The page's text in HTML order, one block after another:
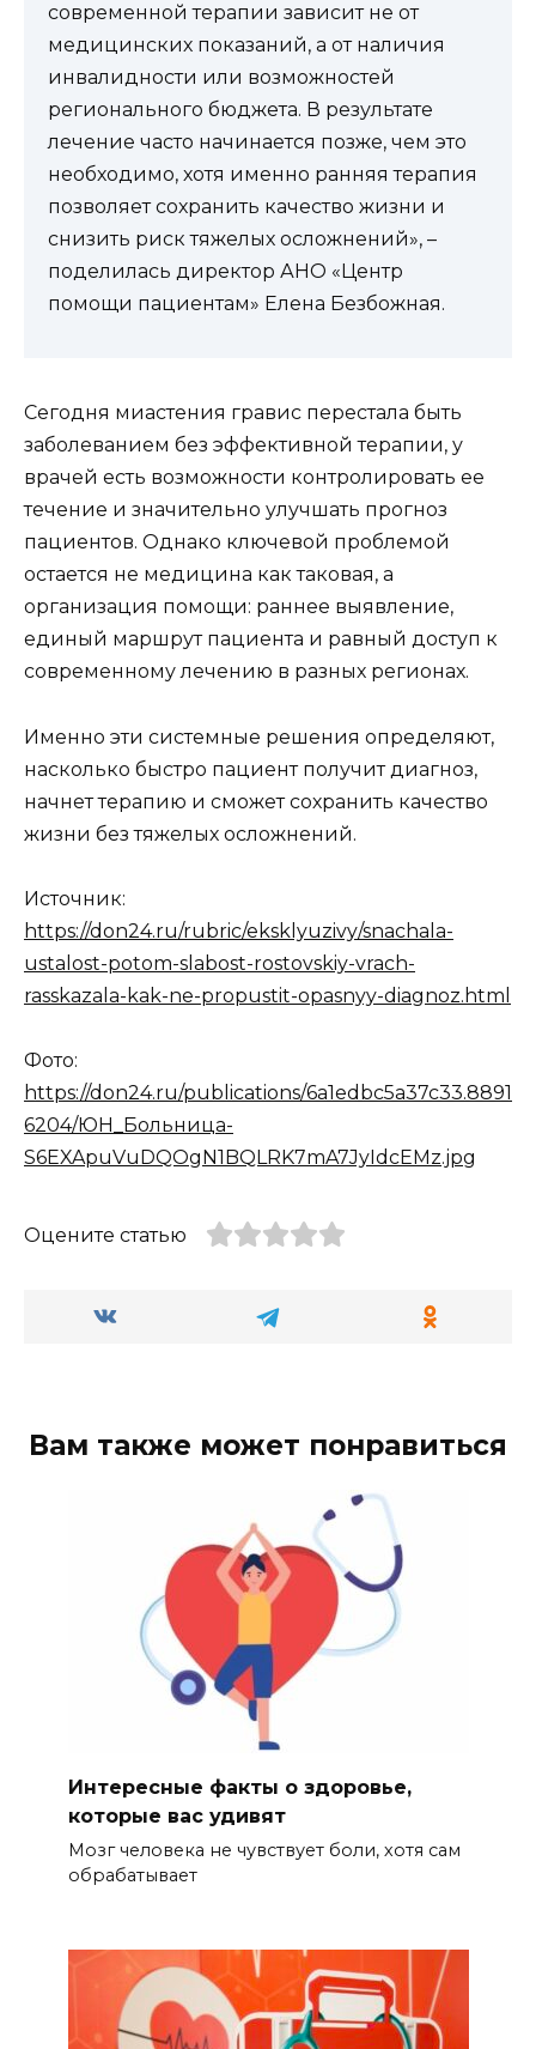
современной терапии зависит не от
медицинских показаний, а от наличия
инвалидности или возможностей
регионального бюджета. В результате
лечение часто начинается позже, чем это
необходимо, хотя именно ранняя терапия
позволяет сохранить качество жизни и
снизить риск тяжелых осложнений», –
поделилась директор АНО «Центр
помощи пациентам» Елена Безбожная.
Сегодня миастения гравис перестала быть
заболеванием без эффективной терапии, у
врачей есть возможности контролировать ее
течение и значительно улучшать прогноз
пациентов. Однако ключевой проблемой
остается не медицина как таковая, а
организация помощи: раннее выявление,
единый маршрут пациента и равный доступ к
современному лечению в разных регионах.
Именно эти системные решения определяют,
насколько быстро пациент получит диагноз,
начнет терапию и сможет сохранить качество
жизни без тяжелых осложнений.
Источник:
https://don24.ru/rubric/eksklyuzivy/snachala-
ustalost-potom-slabost-rostovskiy-vrach-
rasskazala-kak-ne-propustit-opasnyy-diagnoz.html
Фото:
https://don24.ru/publications/6a1edbc5a37c33.8891
6204/ЮН_Больница-
S6EXApuVuDQOgN1BQLRK7mA7JyIdcEMz.jpg
Оцените статью
Вам также может понравиться
Интересные факты о здоровье,
которые вас удивят
Мозг человека не чувствует боли, хотя сам
обрабатывает